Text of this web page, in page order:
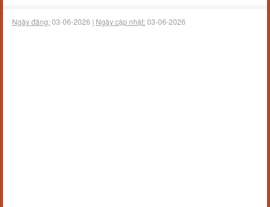
Ngày đăng:03-06-2026 | Ngày cập nhật:03-06-2026